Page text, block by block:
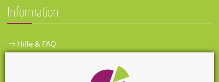
Information
Hilfe & FAQ